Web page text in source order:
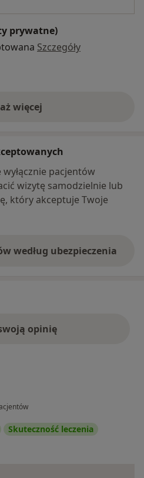
prywatne)
Szczegóły
więcej
o adresie
pacjentów
wizytę samodzielnie lub
który akceptuje Twoje
według ubezpieczenia
opinię
Skuteczność leczenia